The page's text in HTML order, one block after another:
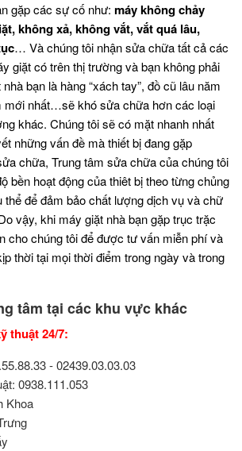
gặp các sự cố như: máy không chảy
không xả, không vắt, vắt quá lâu,
… Và chúng tôi nhận sửa chữa tất cả các
giặt có trên thị trường và bạn không phải
bạn là hàng “xách tay”, đồ cũ lâu năm
mới nhất…sẽ khó sửa chữa hơn các loại
khác. Chúng tôi sẽ có mặt nhanh nhất
những vấn đề mà thiết bị đang gặp
chữa, Trung tâm sửa chữa của chúng tôi
bền hoạt động của thiêt bị theo từng chủng
thể để đảm bảo chất lượng dịch vụ và chữ
vậy, khi máy giặt nhà bạn gặp trục trặc
cho chúng tôi để được tư vấn miễn phí và
thời tại mọi thời điểm trong ngày và trong
tâm tại các khu vực khác
thuật 24/7:
- 02439.03.03.03
0938.111.053
Khoa